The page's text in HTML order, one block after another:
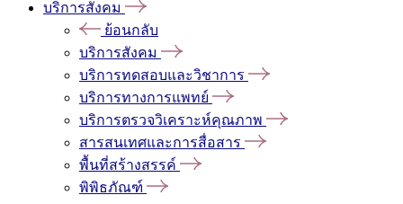
บริการสังคม
ย้อนกลับ
บริการสังคม
บริการทดสอบและวิชาการ
บริการทางการแพทย์
บริการตรวจวิเคราะห์คุณภาพ
สารสนเทศและการสื่อสาร
พื้นที่สร้างสรรค์
พิพิธภัณฑ์